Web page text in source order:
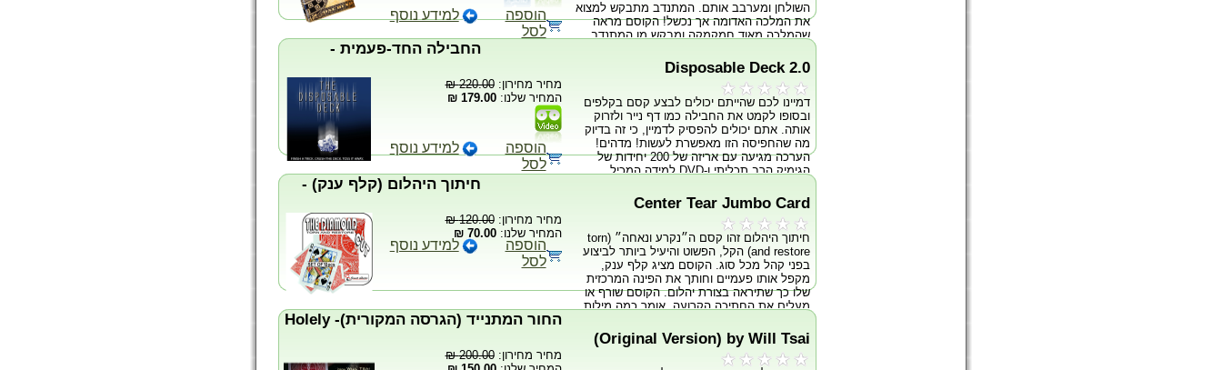
השולחן ומערבב אותם. המתנדב מתבקש למצוא
את המלכה האדומה אך נכשל! הקוסם מראה
שהמלכה מאוד חמקמקה ומבקש מן המתנדב
השחורים והמלכה נעלמת מתוך הארנק!
הוספה
לסל
למידע נוסף
החבילה החד-פעמית -
Disposable Deck 2.0
דמיינו לכם שהייתם יכולים לבצע קסם בקלפים
ובסופו לקמט את החבילה כמו דף נייר ולזרוק
אותה. אתם יכולים להפסיק לדמיין, כי זה בדיוק
מה שהחפיסה הזו מאפשרת לעשות! מדהים!
הערכה מגיעה עם אריזה של 200 יחידות של
הגימיק הרב תכליתי ו-DVD למידה המכיל
המדהים שאפשר לבצע בשיתוף עם הקהל בשם
״מלון 52״.
מחיר מחירון:220.00 ₪
המחיר שלנו:179.00 ₪
הוספה
לסל
למידע נוסף
חיתוך היהלום (קלף ענק) -
Center Tear Jumbo Card
חיתוך היהלום זהו קסם ה״נקרע ונאחה״ (torn
and restore) הקל, הפשוט והיעיל ביותר לביצוע
בפני קהל מכל סוג. הקוסם מציג קלף ענק,
מקפל אותו פעמיים וחותך את הפינה המרכזית
שלו כך שתיראה בצורת יהלום. הקוסם שורף או
מעלים את החתיכה הקרועה, אומר כמה מילות
למצבו המקורי! זהו קסם מעולה לקוסמים
מקצועיים שכן אינו מצריך שימוש בדבק,
סרט-דבק, מספריים או כל דבר מסורבל - אלא
מחיר מחירון:120.00 ₪
המחיר שלנו:70.00 ₪
הוספה
לסל
למידע נוסף
החור המתנייד (הגרסה המקורית)- Holely
(Original Version) by Will Tsai
מחיר מחירון:200.00 ₪